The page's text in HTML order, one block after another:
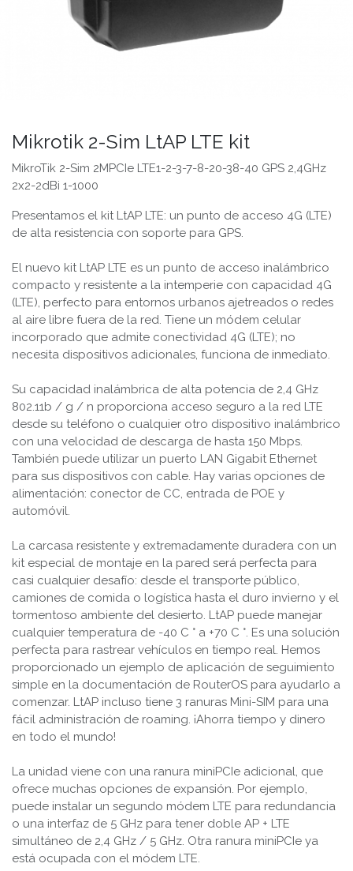
Mikrotik 2-Sim LtAP LTE kit
MikroTik 2-Sim 2MPCIe LTE1-2-3-7-8-20-38-40 GPS 2,4GHz
2x2-2dBi 1-1000
Presentamos el kit LtAP LTE: un punto de acceso 4G (LTE)
de alta resistencia con soporte para GPS.
El nuevo kit LtAP LTE es un punto de acceso inalámbrico
compacto y resistente a la intemperie con capacidad 4G
(LTE), perfecto para entornos urbanos ajetreados o redes
al aire libre fuera de la red. Tiene un módem celular
incorporado que admite conectividad 4G (LTE); no
necesita dispositivos adicionales, funciona de inmediato.
Su capacidad inalámbrica de alta potencia de 2,4 GHz
802.11b / g / n proporciona acceso seguro a la red LTE
desde su teléfono o cualquier otro dispositivo inalámbrico
con una velocidad de descarga de hasta 150 Mbps.
También puede utilizar un puerto LAN Gigabit Ethernet
para sus dispositivos con cable. Hay varias opciones de
alimentación: conector de CC, entrada de POE y
automóvil.
La carcasa resistente y extremadamente duradera con un
kit especial de montaje en la pared será perfecta para
casi cualquier desafío: desde el transporte público,
camiones de comida o logística hasta el duro invierno y el
tormentoso ambiente del desierto. LtAP puede manejar
cualquier temperatura de -40 C ° a +70 C °. Es una solución
perfecta para rastrear vehículos en tiempo real. Hemos
proporcionado un ejemplo de aplicación de seguimiento
simple en la documentación de RouterOS para ayudarlo a
comenzar. LtAP incluso tiene 3 ranuras Mini-SIM para una
fácil administración de roaming. ¡Ahorra tiempo y dinero
en todo el mundo!
La unidad viene con una ranura miniPCIe adicional, que
ofrece muchas opciones de expansión. Por ejemplo,
puede instalar un segundo módem LTE para redundancia
o una interfaz de 5 GHz para tener doble AP + LTE
simultáneo de 2,4 GHz / 5 GHz. Otra ranura miniPCIe ya
está ocupada con el módem LTE.